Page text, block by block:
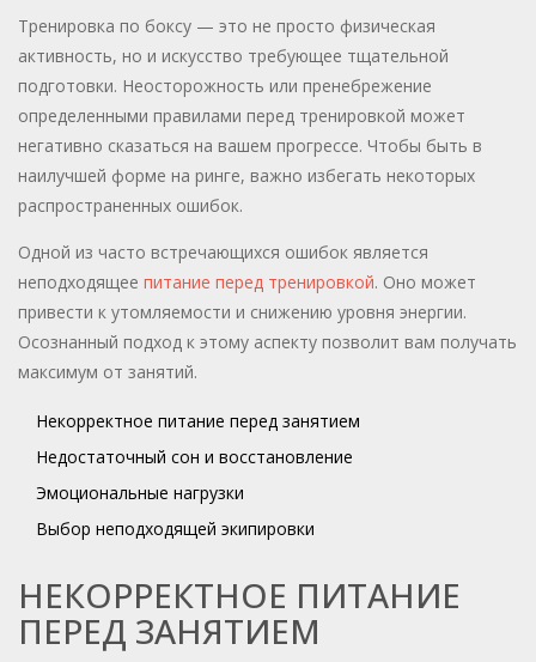
Тренировка по боксу — это не просто физическая
активность, но и искусство требующее тщательной
подготовки. Неосторожность или пренебрежение
определенными правилами перед тренировкой может
негативно сказаться на вашем прогрессе. Чтобы быть в
наилучшей форме на ринге, важно избегать некоторых
распространенных ошибок.
Одной из часто встречающихся ошибок является
неподходящее питание перед тренировкой. Оно может
привести к утомляемости и снижению уровня энергии.
Осознанный подход к этому аспекту позволит вам получать
максимум от занятий.
Некорректное питание перед занятием
Недостаточный сон и восстановление
Эмоциональные нагрузки
Выбор неподходящей экипировки
НЕКОРРЕКТНОЕ ПИТАНИЕ
ПЕРЕД ЗАНЯТИЕМ